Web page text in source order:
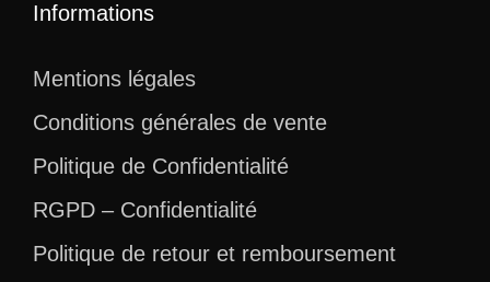
Informations
Mentions légales
Conditions générales de vente
Politique de Confidentialité
RGPD – Confidentialité
Politique de retour et remboursement